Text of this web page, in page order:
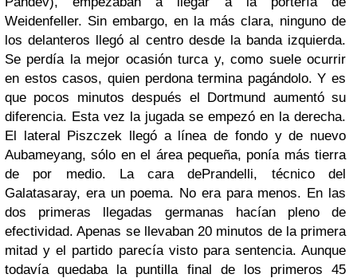
Weidenfeller. Sin embargo, en la más clara, ninguno de
los delanteros llegó al centro desde la banda izquierda.
Se perdía la mejor ocasión turca y, como suele ocurrir
en estos casos, quien perdona termina pagándolo. Y es
que pocos minutos después el Dortmund aumentó su
diferencia. Esta vez la jugada se empezó en la derecha.
El lateral Piszczek llegó a línea de fondo y de nuevo
Aubameyang, sólo en el área pequeña, ponía más tierra
de por medio. La cara dePrandelli, técnico del
Galatasaray, era un poema. No era para menos. En las
dos primeras llegadas germanas hacían pleno de
efectividad. Apenas se llevaban 20 minutos de la primera
mitad y el partido parecía visto para sentencia. Aunque
todavía quedaba la puntilla final de los primeros 45